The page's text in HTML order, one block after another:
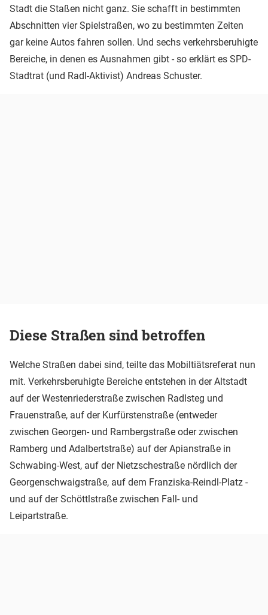
Stadt die Staßen nicht ganz. Sie schafft in bestimmten
Abschnitten vier Spielstraßen, wo zu bestimmten Zeiten
gar keine Autos fahren sollen. Und sechs verkehrsberuhigte
Bereiche, in denen es Ausnahmen gibt - so erklärt es SPD-
Stadtrat (und Radl-Aktivist) Andreas Schuster.
Diese Straßen sind betroffen
Welche Straßen dabei sind, teilte das Mobiltiätsreferat nun
mit. Verkehrsberuhigte Bereiche entstehen in der Altstadt
auf der Westenriederstraße zwischen Radlsteg und
Frauenstraße, auf der Kurfürstenstraße (entweder
zwischen Georgen- und Rambergstraße oder zwischen
Ramberg und Adalbertstraße) auf der Apianstraße in
Schwabing-West, auf der Nietzschestraße nördlich der
Georgenschwaigstraße, auf dem Franziska-Reindl-Platz -
und auf der Schöttlstraße zwischen Fall- und
Leipartstraße.